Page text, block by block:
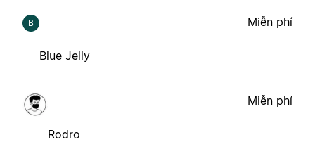
B
Blue Jelly
Miễn phí
Rodro
Miễn phí